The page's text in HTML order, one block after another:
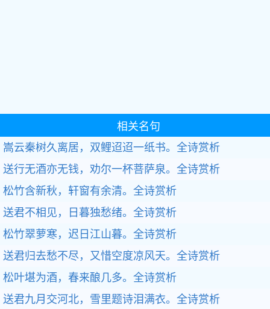
相关名句
嵩云秦树久离居，双鲤迢迢一纸书。 全诗赏析
送行无酒亦无钱，劝尔一杯菩萨泉。 全诗赏析
松竹含新秋，轩窗有余清。 全诗赏析
送君不相见，日暮独愁绪。 全诗赏析
松竹翠萝寒，迟日江山暮。 全诗赏析
送君归去愁不尽，又惜空度凉风天。 全诗赏析
松叶堪为酒，春来酿几多。 全诗赏析
送君九月交河北，雪里题诗泪满衣。 全诗赏析